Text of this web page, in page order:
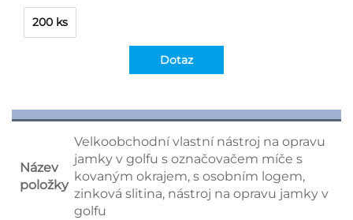
200 ks
Dotaz
Název
položky
Velkoobchodní vlastní nástroj na opravu
jamky v golfu s označovačem míče s
kovaným okrajem, s osobním logem,
zinková slitina, nástroj na opravu jamky v
golfu